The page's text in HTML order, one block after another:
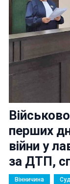
перших
війни у
за ДТП,
Вінничина